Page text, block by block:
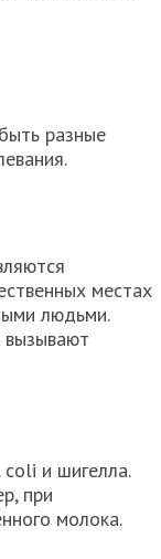
разные
местах
людьми.
вызывают
и шигелла.
при
молока.